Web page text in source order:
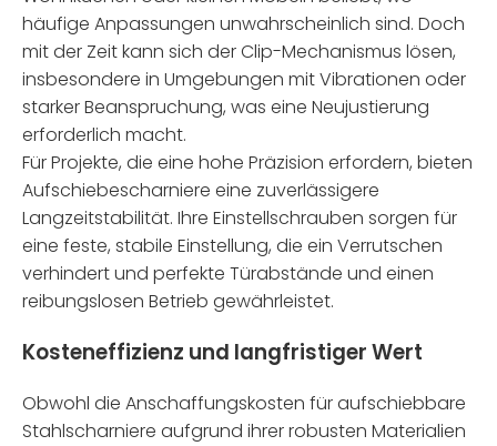
häufige Anpassungen unwahrscheinlich sind. Doch
mit der Zeit kann sich der Clip-Mechanismus lösen,
insbesondere in Umgebungen mit Vibrationen oder
starker Beanspruchung, was eine Neujustierung
erforderlich macht.
Für Projekte, die eine hohe Präzision erfordern, bieten
Aufschiebescharniere eine zuverlässigere
Langzeitstabilität. Ihre Einstellschrauben sorgen für
eine feste, stabile Einstellung, die ein Verrutschen
verhindert und perfekte Türabstände und einen
reibungslosen Betrieb gewährleistet.
Kosteneffizienz und langfristiger Wert
Obwohl die Anschaffungskosten für aufschiebbare
Stahlscharniere aufgrund ihrer robusten Materialien